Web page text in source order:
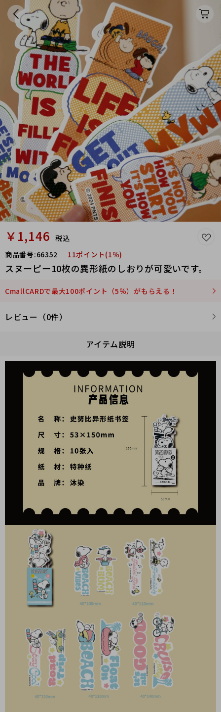
￥1,146 税込
商品番号:66352 11ポイント(1％)
スヌーピー10枚の異形紙のしおりが可愛いです。
CmallCARDで最大100ポイント（5％）がもらえる！
レビュー（0件）
アイテム説明